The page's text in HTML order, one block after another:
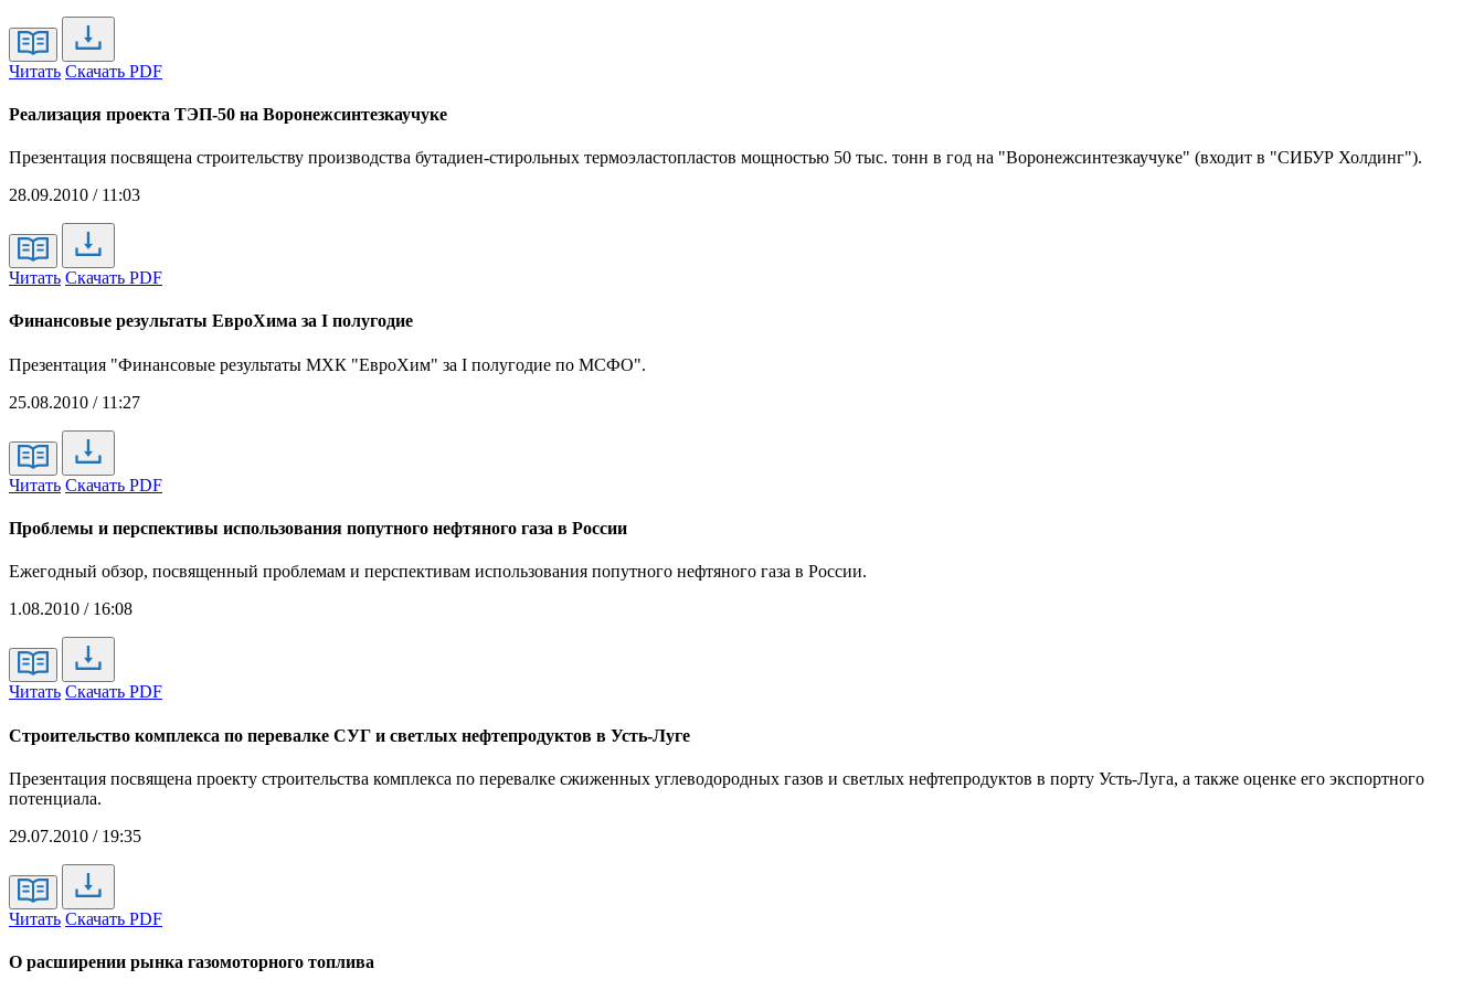
Читать Скачать PDF
Реализация проекта ТЭП-50 на Воронежсинтезкаучуке
Презентация посвящена строительству производства бутадиен-стирольных термоэластопластов мощностью 50 тыс. тонн в год на "Воронежсинтезкаучуке" (входит в "СИБУР Холдинг").
28.09.2010 / 11:03
Читать Скачать PDF
Финансовые результаты ЕвроХима за I полугодие
Презентация "Финансовые результаты МХК "ЕвроХим" за I полугодие по МСФО".
25.08.2010 / 11:27
Читать Скачать PDF
Проблемы и перспективы использования попутного нефтяного газа в России
Ежегодный обзор, посвященный проблемам и перспективам использования попутного нефтяного газа в России.
1.08.2010 / 16:08
Читать Скачать PDF
Строительство комплекса по перевалке СУГ и светлых нефтепродуктов в Усть-Луге
Презентация посвящена проекту строительства комплекса по перевалке сжиженных углеводородных газов и светлых нефтепродуктов в порту Усть-Луга, а также оценке его экспортного
потенциала.
29.07.2010 / 19:35
Читать Скачать PDF
О расширении рынка газомоторного топлива